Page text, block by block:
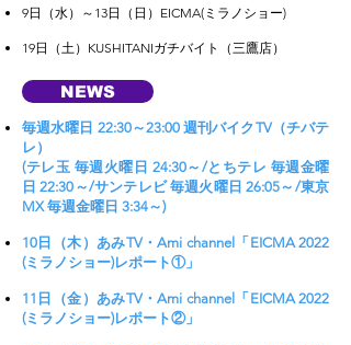
9日（水）～13日（日）EICMA(ミラノショー)
19日（土）KUSHITANIガチバイト（三鷹店）
NEWS
毎週水曜日 22:30～23:00 週刊バイクTV（チバテ
レ）
(テレ玉 毎週火曜日 24:30～/とちテレ 毎週金曜
日 22:30～/サンテレビ 毎週火曜日 26:05～/東京
MX 毎週金曜日 3:34～)
10日（木）あみTV・Ami channel「EICMA 2022
(ミラノショー)レポート①」
11日（金）あみTV・Ami channel「EICMA 2022
(ミラノショー)レポート②」